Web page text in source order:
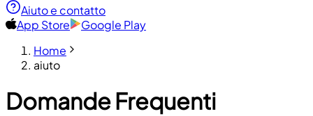
Aiuto e contatto
App Store
Google Play
Home
aiuto
Domande Frequenti